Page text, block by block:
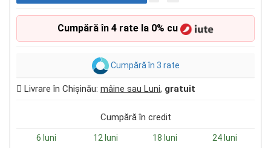
Cumpără în 4 rate la 0% cu
Cumpără în 3 rate
Livrare în Chișinău: mâine sau Luni, gratuit
Cumpără în credit
6 luni 12 luni 18 luni 24 luni